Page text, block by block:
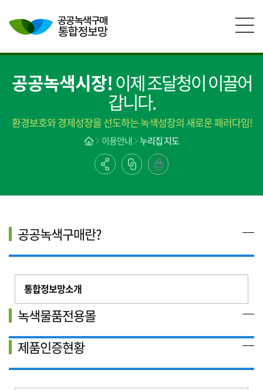
공공녹색시장!이제 조달청이 이끌어
갑니다.
환경보호와 경제성장을 선도하는 녹색성장의 새로운 패러다임!
이용안내 누리집 지도
공공녹색구매란?
통합정보망소개
녹색물품전용몰
제품인증현황